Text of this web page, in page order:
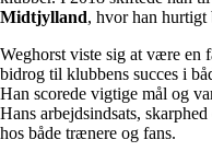
Midtjylland, hvor han
Weghorst viste sig at være
bidrog til klubbens succes i
Han scorede vigtige mål og
Hans arbejdsindsats,
hos både trænere og fans.